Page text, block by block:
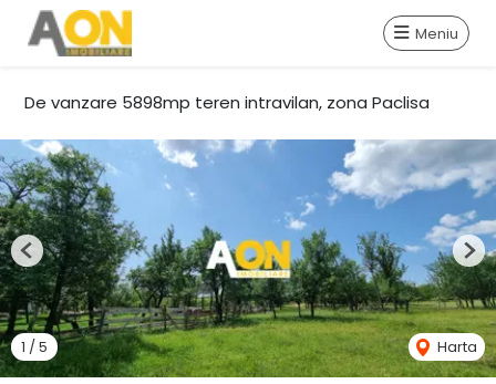
Meniu
De vanzare 5898mp teren intravilan, zona Paclisa
1 /5 Harta
Previous